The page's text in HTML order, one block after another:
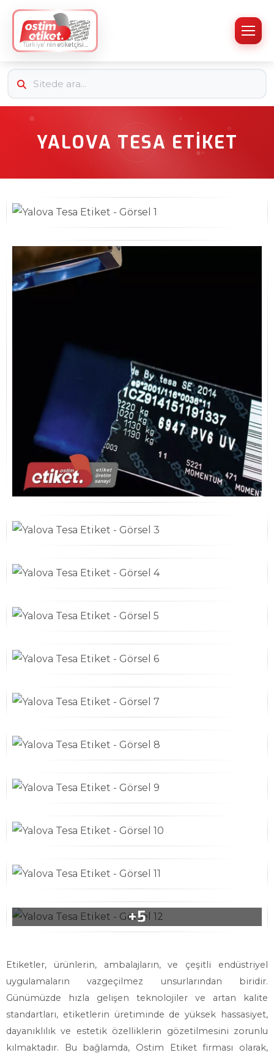
YALOVA TESA ETIKET
Etiketler, ürünlerin, ambalajların, ve çeşitli endüstriyel
uygulamaların vazgeçilmez unsurlarından biridir.
Günümüzde hızla gelişen teknolojiler ve artan kalite
standartları, etiketlerin üretiminde de yüksek hassasiyet,
dayanıklılık ve estetik özelliklerin gözetilmesini zorunlu
kılmaktadır. Bu bağlamda, Ostim Etiket firması olarak,